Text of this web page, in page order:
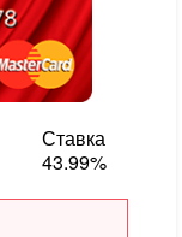
Ставка
43.99%